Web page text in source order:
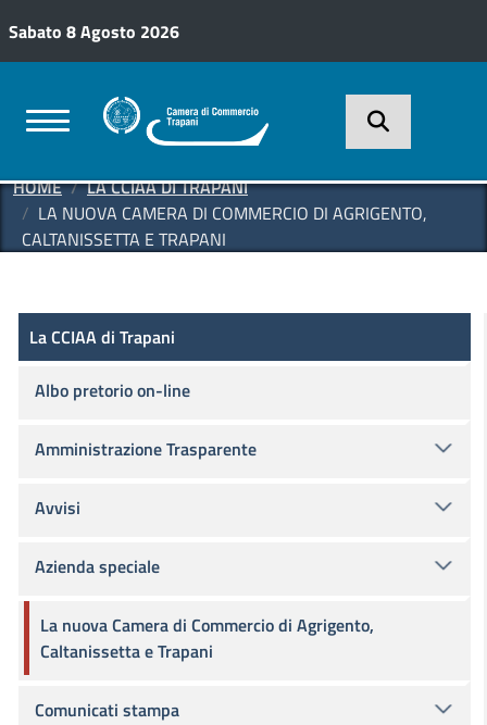
Sabato 8 Agosto 2026
HOME
LA CCIAA DI TRAPANI
LA NUOVA CAMERA DI COMMERCIO DI AGRIGENTO,
CALTANISSETTA E TRAPANI
La CCIAA di Trapani
La CCIAA di Trapani
Albo pretorio on-line
Amministrazione Trasparente
Avvisi
Azienda speciale
La nuova Camera di Commercio di Agrigento,
Caltanissetta e Trapani
Comunicati stampa